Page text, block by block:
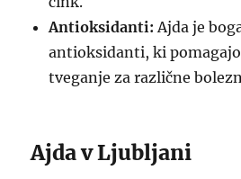
Antioksidanti: Ajda je
antioksidanti, ki
tveganje za različne
Ajda v Ljubljani